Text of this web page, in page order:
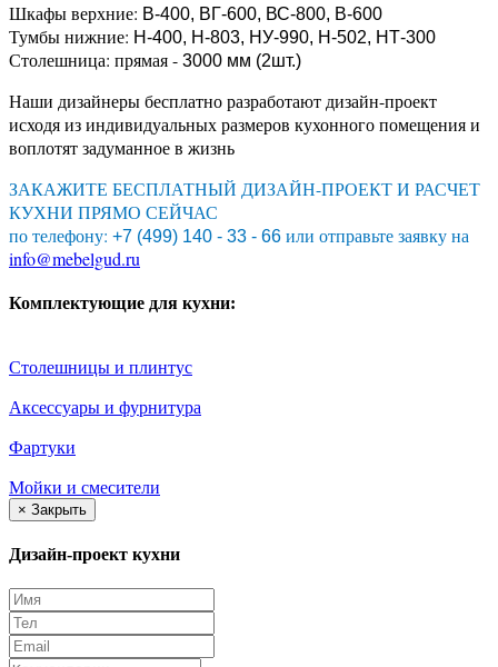
Шкафы верхние: В-400, ВГ-600, ВС-800, В-600
Тумбы нижние: Н-400, Н-803, НУ-990, Н-502, НТ-300
Столешница: прямая - 3000 мм (2шт.)
Наши дизайнеры бесплатно разработают дизайн-проект
исходя из индивидуальных размеров кухонного помещения и
воплотят задуманное в жизнь
ЗАКАЖИТЕ БЕСПЛАТНЫЙ ДИЗАЙН-ПРОЕКТ И РАСЧЕТ
КУХНИ ПРЯМО СЕЙЧАС
по телефону: +7 (499) 140 - 33 - 66 или отправьте заявку на
info@mebelgud.ru
Комплектующие для кухни:
Столешницы и плинтус
Аксессуары и фурнитура
Фартуки
Мойки и смесители
× Закрыть
Дизайн-проект кухни